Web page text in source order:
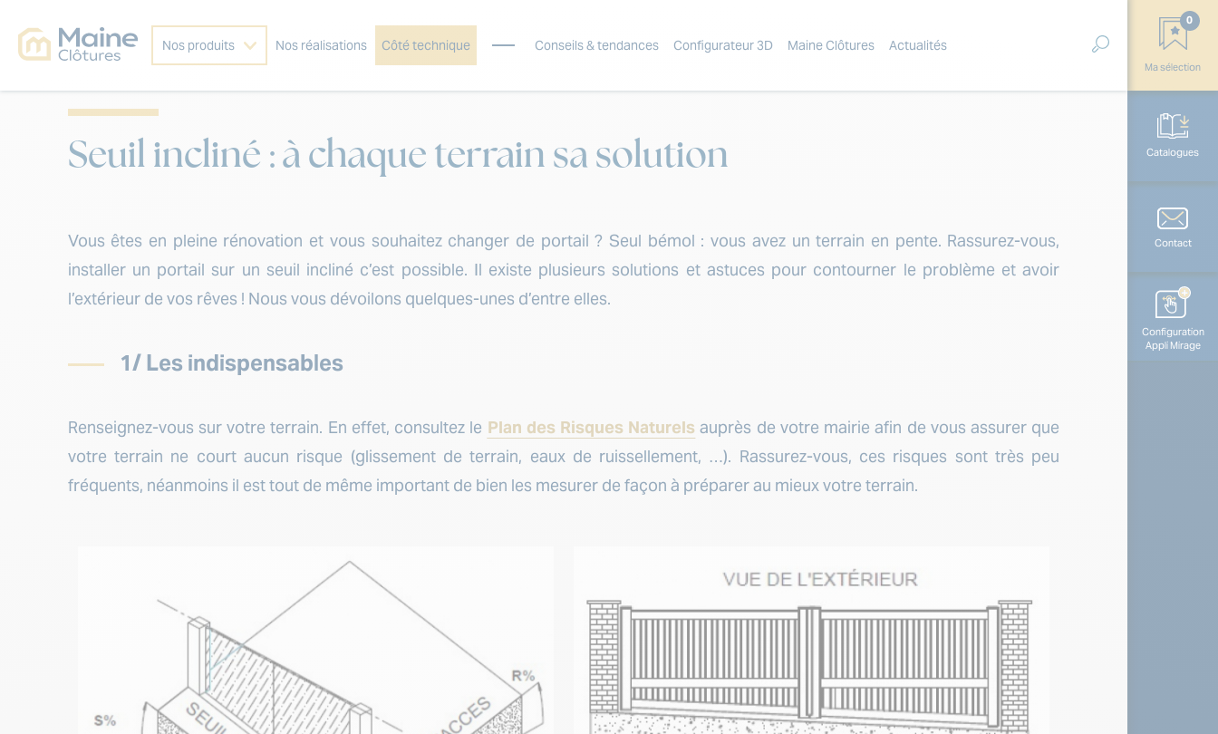
Nos produits Nos réalisations Côté technique Conseils & tendances Configurateur 3D Maine Clôtures Actualités
0
Ma sélection
Catalogues
Contact
Configuration
Appli Mirage
Seuil incliné : à chaque terrain sa solution
Vous êtes en pleine rénovation et vous souhaitez changer de portail ? Seul bémol : vous avez un terrain en pente. Rassurez-vous,
installer un portail sur un seuil incliné c’est possible. Il existe plusieurs solutions et astuces pour contourner le problème et avoir
l’extérieur de vos rêves ! Nous vous dévoilons quelques-unes d’entre elles.
1/ Les indispensables
Renseignez-vous sur votre terrain. En effet, consultez le Plan des Risques Naturels auprès de votre mairie afin de vous assurer que
votre terrain ne court aucun risque (glissement de terrain, eaux de ruissellement, …). Rassurez-vous, ces risques sont très peu
fréquents, néanmoins il est tout de même important de bien les mesurer de façon à préparer au mieux votre terrain.